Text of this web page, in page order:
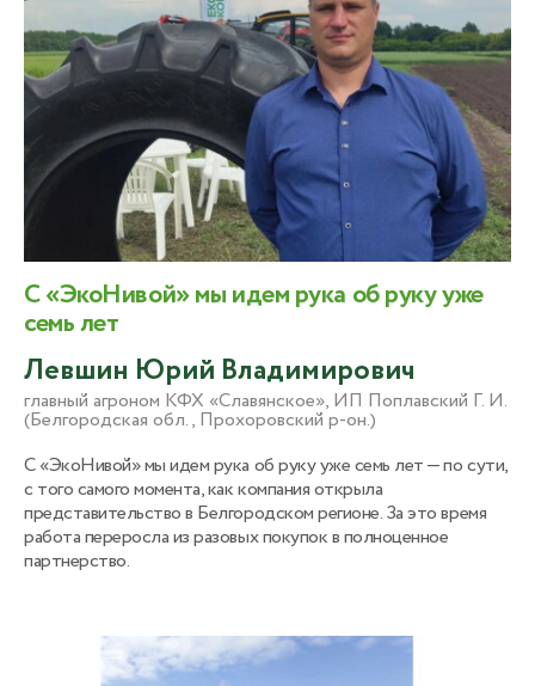
С «ЭкоНивой» мы идем рука об руку уже
семь лет
Левшин Юрий Владимирович
главный агроном КФХ «Славянское», ИП Поплавский Г. И.
(Белгородская обл., Прохоровский р-он.)
С «ЭкоНивой» мы идем рука об руку уже семь лет — по сути,
с того самого момента, как компания открыла
представительство в Белгородском регионе. За это время
работа переросла из разовых покупок в полноценное
партнерство.